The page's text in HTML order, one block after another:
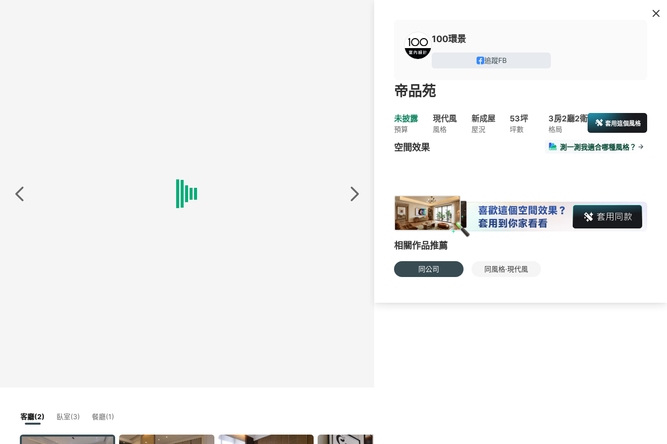
客廳(2) 臥室(3) 餐廳(1)
100環景
追蹤FB
帝品苑
未披露
預算
現代風
風格
新成屋
屋況
53坪
坪數
3房2廳2衛
格局
套用這個風格
空間效果 測一測我適合哪種風格？
相關作品推薦
同公司 同風格·現代風